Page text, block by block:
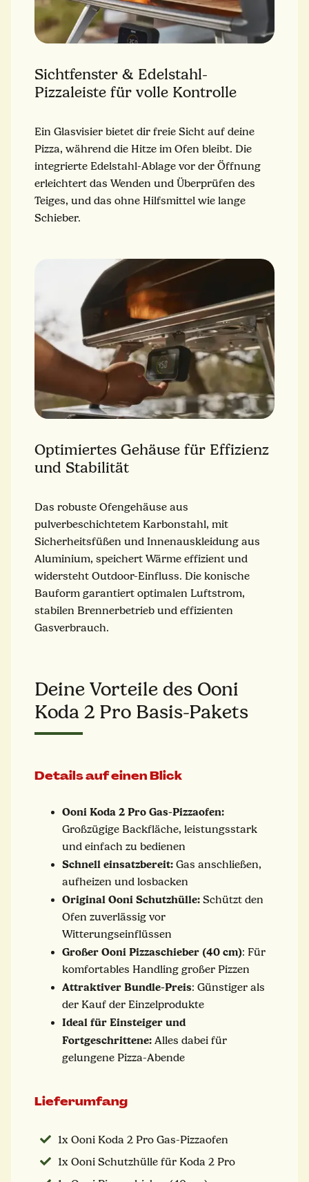
Sichtfenster & Edelstahl-
Pizzaleiste für volle Kontrolle
Ein Glasvisier bietet dir freie Sicht auf deine
Pizza, während die Hitze im Ofen bleibt. Die
integrierte Edelstahl-Ablage vor der Öffnung
erleichtert das Wenden und Überprüfen des
Teiges, und das ohne Hilfsmittel wie lange
Schieber.
Optimiertes Gehäuse für Effizienz
und Stabilität
Das robuste Ofengehäuse aus
pulverbeschichtetem Karbonstahl, mit
Sicherheitsfüßen und Innenauskleidung aus
Aluminium, speichert Wärme effizient und
widersteht Outdoor-Einfluss. Die konische
Bauform garantiert optimalen Luftstrom,
stabilen Brennerbetrieb und effizienten
Gasverbrauch.
Deine Vorteile des Ooni
Koda 2 Pro Basis-Pakets
Details auf einen Blick
Ooni Koda 2 Pro Gas-Pizzaofen:
Großzügige Backfläche, leistungsstark
und einfach zu bedienen
Schnell einsatzbereit: Gas anschließen,
aufheizen und losbacken
Original Ooni Schutzhülle: Schützt den
Ofen zuverlässig vor
Witterungseinflüssen
Großer Ooni Pizzaschieber (40 cm): Für
komfortables Handling großer Pizzen
Attraktiver Bundle-Preis: Günstiger als
der Kauf der Einzelprodukte
Ideal für Einsteiger und
Fortgeschrittene: Alles dabei für
gelungene Pizza-Abende
Lieferumfang
1x Ooni Koda 2 Pro Gas-Pizzaofen
1x Ooni Schutzhülle für Koda 2 Pro